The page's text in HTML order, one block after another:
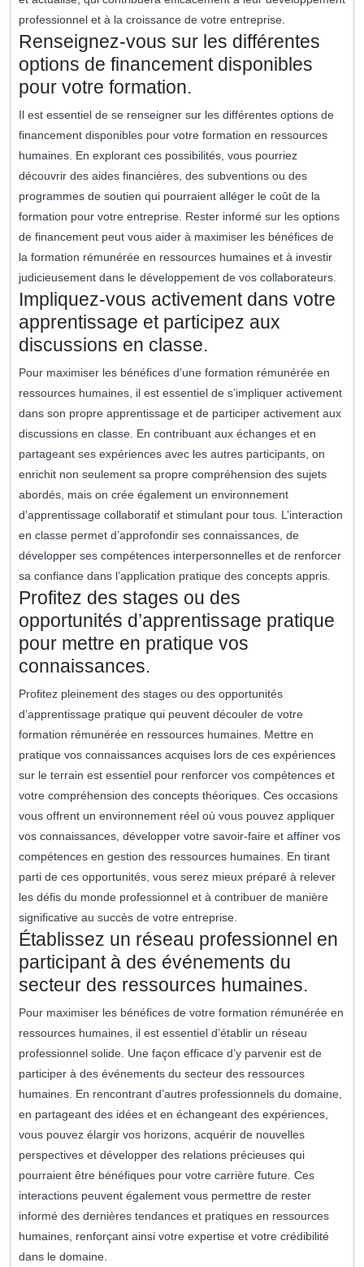
professionnel et à la croissance de votre entreprise.
Renseignez-vous sur les différentes
options de financement disponibles
pour votre formation.
Il est essentiel de se renseigner sur les différentes options de
financement disponibles pour votre formation en ressources
humaines. En explorant ces possibilités, vous pourriez
découvrir des aides financières, des subventions ou des
programmes de soutien qui pourraient alléger le coût de la
formation pour votre entreprise. Rester informé sur les options
de financement peut vous aider à maximiser les bénéfices de
la formation rémunérée en ressources humaines et à investir
judicieusement dans le développement de vos collaborateurs.
Impliquez-vous activement dans votre
apprentissage et participez aux
discussions en classe.
Pour maximiser les bénéfices d’une formation rémunérée en
ressources humaines, il est essentiel de s’impliquer activement
dans son propre apprentissage et de participer activement aux
discussions en classe. En contribuant aux échanges et en
partageant ses expériences avec les autres participants, on
enrichit non seulement sa propre compréhension des sujets
abordés, mais on crée également un environnement
d’apprentissage collaboratif et stimulant pour tous. L’interaction
en classe permet d’approfondir ses connaissances, de
développer ses compétences interpersonnelles et de renforcer
sa confiance dans l’application pratique des concepts appris.
Profitez des stages ou des
opportunités d’apprentissage pratique
pour mettre en pratique vos
connaissances.
Profitez pleinement des stages ou des opportunités
d’apprentissage pratique qui peuvent découler de votre
formation rémunérée en ressources humaines. Mettre en
pratique vos connaissances acquises lors de ces expériences
sur le terrain est essentiel pour renforcer vos compétences et
votre compréhension des concepts théoriques. Ces occasions
vous offrent un environnement réel où vous pouvez appliquer
vos connaissances, développer votre savoir-faire et affiner vos
compétences en gestion des ressources humaines. En tirant
parti de ces opportunités, vous serez mieux préparé à relever
les défis du monde professionnel et à contribuer de manière
significative au succès de votre entreprise.
Établissez un réseau professionnel en
participant à des événements du
secteur des ressources humaines.
Pour maximiser les bénéfices de votre formation rémunérée en
ressources humaines, il est essentiel d’établir un réseau
professionnel solide. Une façon efficace d’y parvenir est de
participer à des événements du secteur des ressources
humaines. En rencontrant d’autres professionnels du domaine,
en partageant des idées et en échangeant des expériences,
vous pouvez élargir vos horizons, acquérir de nouvelles
perspectives et développer des relations précieuses qui
pourraient être bénéfiques pour votre carrière future. Ces
interactions peuvent également vous permettre de rester
informé des dernières tendances et pratiques en ressources
humaines, renforçant ainsi votre expertise et votre crédibilité
dans le domaine.